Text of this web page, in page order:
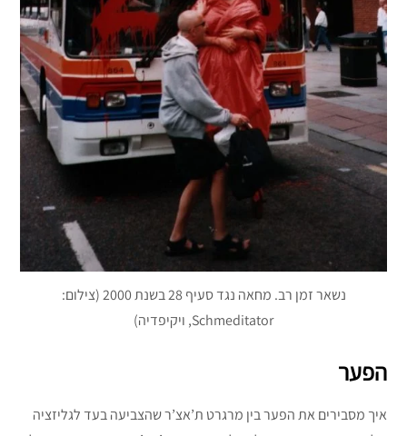
נשאר זמן רב. מחאה נגד סעיף 28 בשנת 2000 (צילום:
Schmeditator, ויקיפדיה)
הפער
איך מסבירים את הפער בין מרגרט ת’אצ’ר שהצביעה בעד לגליזציה